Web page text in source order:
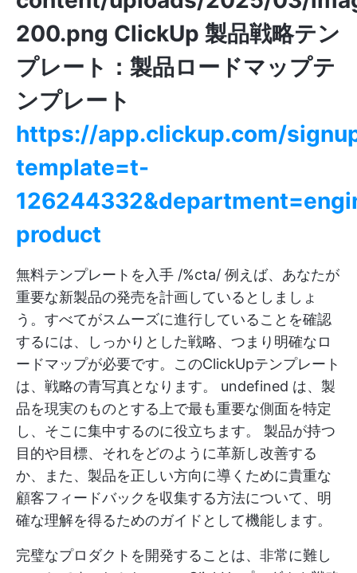
200.png ClickUp 製品戦略テン
プレート：製品ロードマップテ
ンプレート
https://app.clickup.com/
template=t-
product
無料テンプレートを入手 /%cta/ 例えば、あなたが
重要な新製品の発売を計画しているとしましょ
う。すべてがスムーズに進行していることを確認
するには、しっかりとした戦略、つまり明確なロ
ードマップが必要です。このClickUpテンプレート
は、戦略の青写真となります。 undefined は、製
品を現実のものとする上で最も重要な側面を特定
し、そこに集中するのに役立ちます。 製品が持つ
目的や目標、それをどのように革新し改善する
か、また、製品を正しい方向に導くために貴重な
顧客フィードバックを収集する方法について、明
確な理解を得るためのガイドとして機能します。
完璧なプロダクトを開発することは、非常に難し